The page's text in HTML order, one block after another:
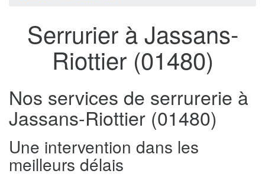
Serrurier à Jassans-
Riottier (01480)
Nos services de serrurerie à
Jassans-Riottier (01480)
Une intervention dans les
meilleurs délais